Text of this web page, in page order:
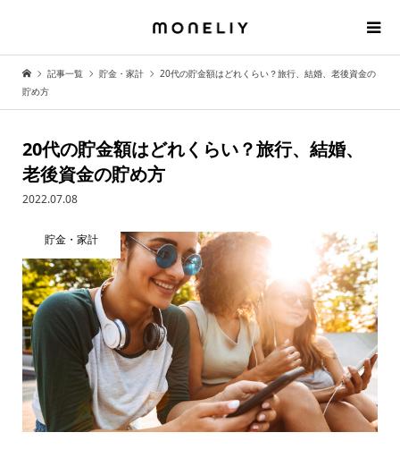
記事一覧 貯金・家計
20代の貯金額はどれくらい？旅行、結婚、老後資金の
貯め方
20代の貯金額はどれくらい？旅行、結婚、
老後資金の貯め方
2022.07.08
貯金・家計